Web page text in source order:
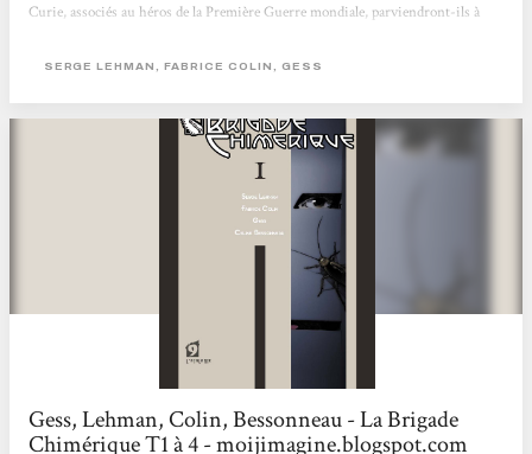
Curie, associés au héros de la Première Guerre mondiale, parviendront-ils à
l’écrivain de science-fiction Serge Lehman s’était surpris à constater à quel
largement...
SERGE LEHMAN, FABRICE COLIN, GESS
Gess, Lehman, Colin, Bessonneau - La Brigade
Chimérique T1 à 4 - moijimagine.blogspot.com